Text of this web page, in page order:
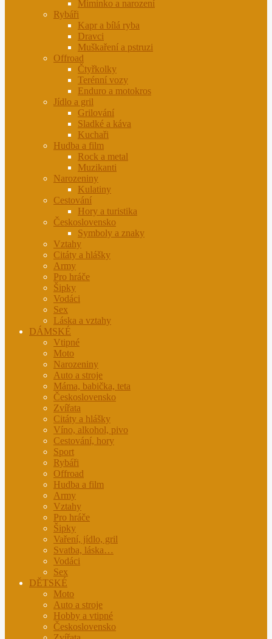
Miminko a narození
Rybáři
Kapr a bílá ryba
Dravci
Muškaření a pstruzi
Offroad
Čtyřkolky
Terénní vozy
Enduro a motokros
Jídlo a gril
Grilování
Sladké a káva
Kuchaři
Hudba a film
Rock a metal
Muzikanti
Narozeniny
Kulatiny
Cestování
Hory a turistika
Československo
Symboly a znaky
Vztahy
Citáty a hlášky
Army
Pro hráče
Šipky
Vodáci
Sex
Láska a vztahy
DÁMSKÉ
Vtipné
Moto
Narozeniny
Auto a stroje
Máma, babička, teta
Československo
Zvířata
Citáty a hlášky
Víno, alkohol, pivo
Cestování, hory
Sport
Rybáři
Offroad
Hudba a film
Army
Vztahy
Pro hráče
Šipky
Vaření, jídlo, gril
Svatba, láska…
Vodáci
Sex
DĚTSKÉ
Moto
Auto a stroje
Hobby a vtipné
Československo